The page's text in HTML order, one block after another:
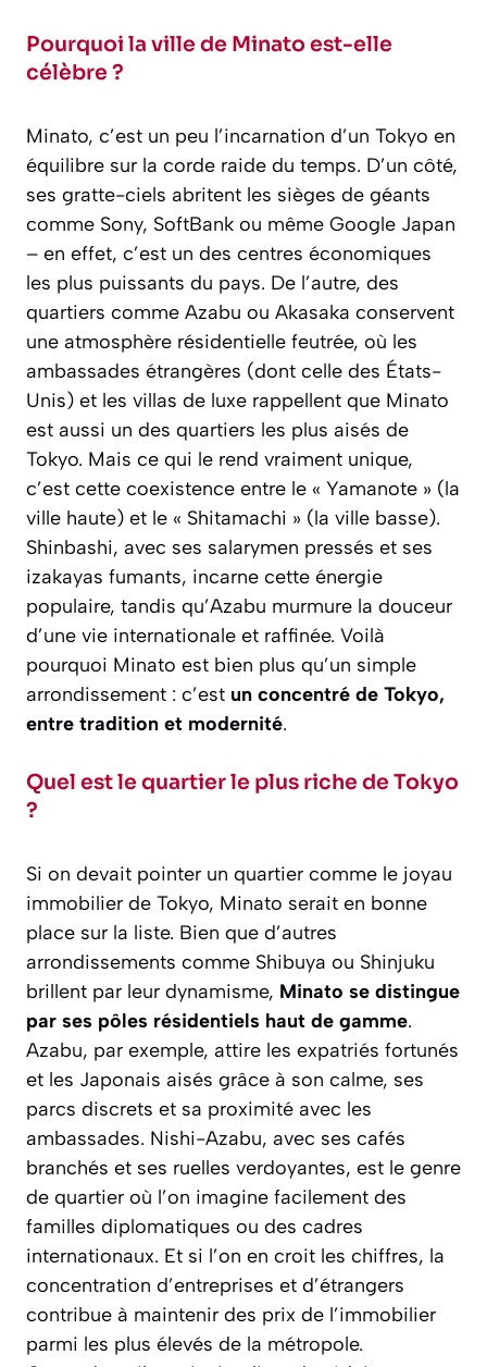
Pourquoi la ville de Minato est-elle
célèbre ?
Minato, c’est un peu l’incarnation d’un Tokyo en
équilibre sur la corde raide du temps. D’un côté,
ses gratte-ciels abritent les sièges de géants
comme Sony, SoftBank ou même Google Japan
– en effet, c’est un des centres économiques
les plus puissants du pays. De l’autre, des
quartiers comme Azabu ou Akasaka conservent
une atmosphère résidentielle feutrée, où les
ambassades étrangères (dont celle des États-
Unis) et les villas de luxe rappellent que Minato
est aussi un des quartiers les plus aisés de
Tokyo. Mais ce qui le rend vraiment unique,
c’est cette coexistence entre le « Yamanote » (la
ville haute) et le « Shitamachi » (la ville basse).
Shinbashi, avec ses salarymen pressés et ses
izakayas fumants, incarne cette énergie
populaire, tandis qu’Azabu murmure la douceur
d’une vie internationale et raffinée. Voilà
pourquoi Minato est bien plus qu’un simple
arrondissement : c’est un concentré de Tokyo,
entre tradition et modernité.
Quel est le quartier le plus riche de Tokyo
?
Si on devait pointer un quartier comme le joyau
immobilier de Tokyo, Minato serait en bonne
place sur la liste. Bien que d’autres
arrondissements comme Shibuya ou Shinjuku
brillent par leur dynamisme, Minato se distingue
par ses pôles résidentiels haut de gamme.
Azabu, par exemple, attire les expatriés fortunés
et les Japonais aisés grâce à son calme, ses
parcs discrets et sa proximité avec les
ambassades. Nishi-Azabu, avec ses cafés
branchés et ses ruelles verdoyantes, est le genre
de quartier où l’on imagine facilement des
familles diplomatiques ou des cadres
internationaux. Et si l’on en croit les chiffres, la
concentration d’entreprises et d’étrangers
contribue à maintenir des prix de l’immobilier
parmi les plus élevés de la métropole.